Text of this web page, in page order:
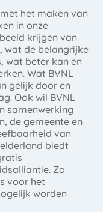
het maken van
in onze
krijgen van
wat de belangrijke
wat beter kan en
Wat BVNL
gelijk door en
Ook wil BVNL
samenwerking
de gemeente en
van
biedt
Zo
voor het
worden